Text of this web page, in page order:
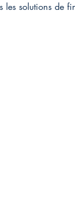
les solutions de